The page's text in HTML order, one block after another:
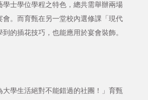
學士學位學程之特色，總共需舉辦兩場
會。而育甄在另一堂校內選修課「現代
的插花技巧，也能應用於宴會裝飾。
大學生活絕對不能錯過的社團！」育甄